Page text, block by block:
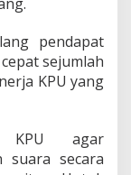
pendapat
sejumlah
KPU yang
KPU agar
suara secara